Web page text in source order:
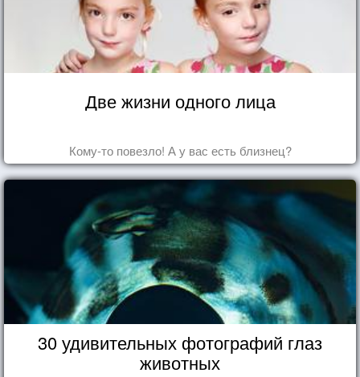
Две жизни одного лица
Кому-то повезло! А у вас есть близнец?
30 удивительных фотографий глаз
животных